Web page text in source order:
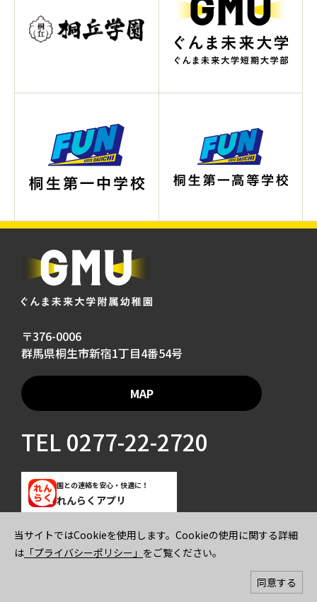
〒376-0006
群馬県桐生市新宿1丁目4番54号
MAP
TEL0277-22-2720
園との連絡を安心・快適に！
れんらくアプリ
ご寄付のお願いプライバシーポリシー
© 2026 GUNMA MIRAI UNIVERSITY KINDERGARTEN All rights reserved.
同意する
当サイトではCookieを使用します。Cookieの使用に関する詳細
は 「プライバシーポリシー」 をご覧ください。